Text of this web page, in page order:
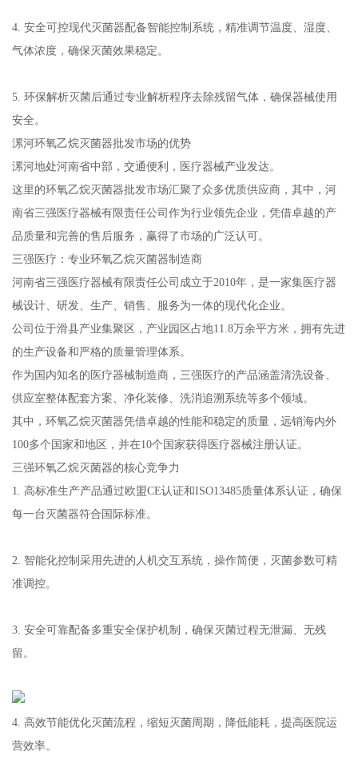
4. 安全可控现代灭菌器配备智能控制系统，精准调节温度、湿度、
气体浓度，确保灭菌效果稳定。
5. 环保解析灭菌后通过专业解析程序去除残留气体，确保器械使用
安全。
漯河环氧乙烷灭菌器批发市场的优势
漯河地处河南省中部，交通便利，医疗器械产业发达。
这里的环氧乙烷灭菌器批发市场汇聚了众多优质供应商，其中，河
南省三强医疗器械有限责任公司作为行业领先企业，凭借卓越的产
品质量和完善的售后服务，赢得了市场的广泛认可。
三强医疗：专业环氧乙烷灭菌器制造商
河南省三强医疗器械有限责任公司成立于2010年，是一家集医疗器
械设计、研发、生产、销售、服务为一体的现代化企业。
公司位于滑县产业集聚区，产业园区占地11.8万余平方米，拥有先进
的生产设备和严格的质量管理体系。
作为国内知名的医疗器械制造商，三强医疗的产品涵盖清洗设备、
供应室整体配套方案、净化装修、洗消追溯系统等多个领域。
其中，环氧乙烷灭菌器凭借卓越的性能和稳定的质量，远销海内外
100多个国家和地区，并在10个国家获得医疗器械注册认证。
三强环氧乙烷灭菌器的核心竞争力
1. 高标准生产产品通过欧盟CE认证和ISO13485质量体系认证，确保
每一台灭菌器符合国际标准。
2. 智能化控制采用先进的人机交互系统，操作简便，灭菌参数可精
准调控。
3. 安全可靠配备多重安全保护机制，确保灭菌过程无泄漏、无残
留。
4. 高效节能优化灭菌流程，缩短灭菌周期，降低能耗，提高医院运
营效率。